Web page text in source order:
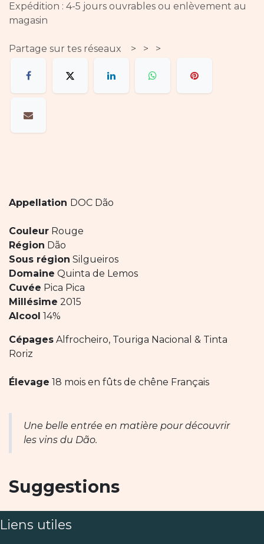
Expédition : 4-5 jours ouvrables ou enlèvement au
magasin
Partage sur tes réseaux > > >
Appellation DOC Dão
Couleur Rouge
Région Dão
Sous région Silgueiros
Domaine Quinta de Lemos
Cuvée Pica Pica
Millésime 2015
Alcool 14%
Cépages Alfrocheiro, Touriga Nacional & Tinta
Roriz
Élevage 18 mois en fûts de chêne Français
Une belle entrée en matière pour découvrir
les vins du Dão.
Suggestions
Liens utiles